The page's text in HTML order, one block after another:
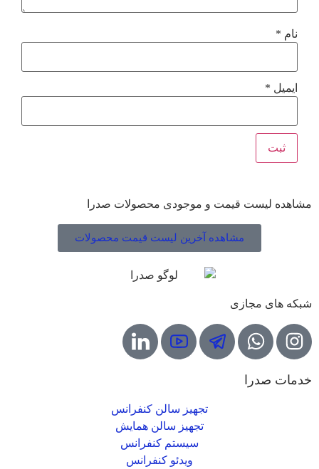
نام *
ایمیل *
مشاهده لیست قیمت و موجودی محصولات صدرا
مشاهده آخرین لیست قیمت محصولات
شبکه های مجازی
خدمات صدرا
تجهیز سالن کنفرانس
تجهیز سالن همایش
سیستم کنفرانس
ویدئو کنفرانس